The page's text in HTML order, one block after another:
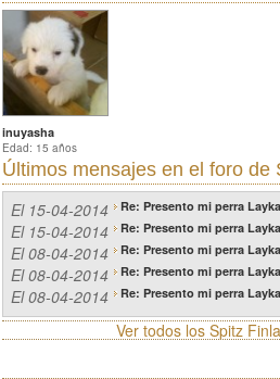
inuyasha
Edad: 15 años
Últimos mensajes en el foro de
El 15-04-2014
Re: Presento mi perra Layka
El 15-04-2014 Re: Presento mi perra Layka
El 08-04-2014 Re: Presento mi perra Layka
El 08-04-2014 Re: Presento mi perra Layka
El 08-04-2014 Re: Presento mi perra Layka
Ver todos los Spitz